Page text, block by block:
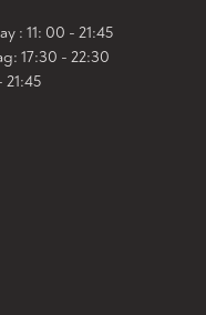
: 11: 00 - 21:45
17:30 - 22:30
21:45